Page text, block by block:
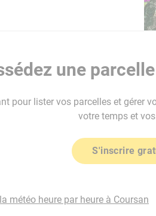
une
pour lister vos parcelles et gérer
votre temps et
S'inscrire
météo heure par heure à Coursan